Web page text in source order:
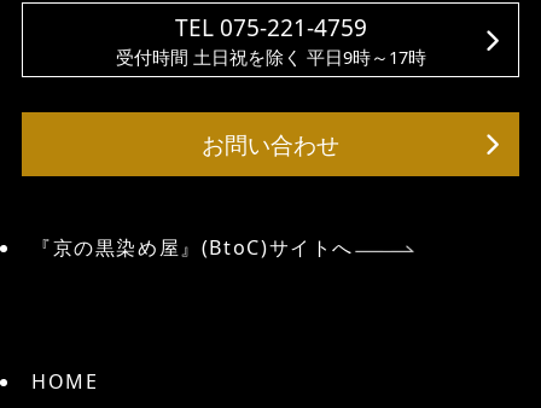
TEL 075-221-4759
受付時間 土日祝を除く 平日9時～17時
お問い合わせ
『京の黒染め屋』(BtoC)サイトへ
HOME